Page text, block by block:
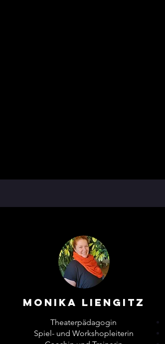
Monika Liengitz
Theaterpädagogin
Spiel- und Workshopleiterin